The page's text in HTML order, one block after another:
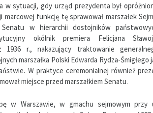
w sytuacji, gdy urząd prezydenta był
marcowej funkcję tę sprawował marszałek
Senatu w hierarchii dostojników
okólnik premiera Felicjana
1936 r., nakazujący traktowanie
marszałka Polski Edwarda Rydza-Śmigłego
W praktyce ceremonialnej również
miejsce przed marszałkiem Senatu.
w Warszawie, w gmachu sejmowym przy